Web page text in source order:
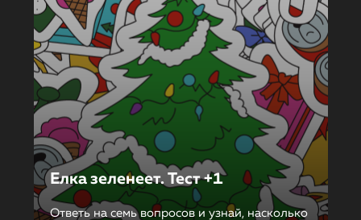
Елка зеленеет. Тест +1
Ответь на семь вопросов и узнай, насколько